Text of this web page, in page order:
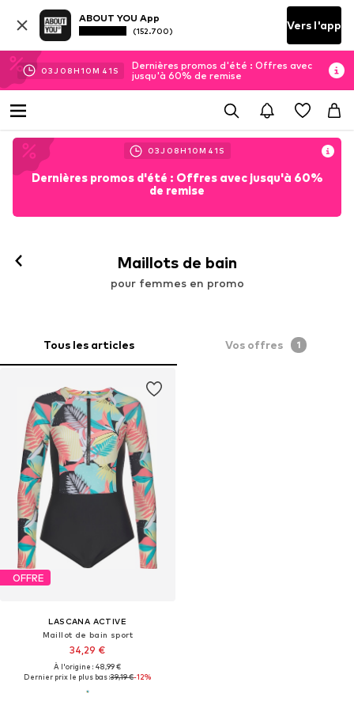
ABOUT YOU App
(152.700) Vers l'app
03J 08H10M 40 S
Dernières promos d'été : Offres avec
jusqu'à 60% de remise
03J 08H10M 40S
Dernières promos d'été : Offres avec jusqu'à 60%
de remise
Maillots de bain
pour femmes en promo
Tous les articles Vos offres 1
OFFRE
LASCANA ACTIVE
Maillot de bain sport
34,29 €
À l'origine : 48,99 €
Dernier prix le plus bas :39,19 €-12%